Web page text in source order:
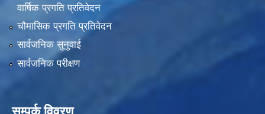
वार्षिक प्रगति प्रतिवेदन
चौमासिक प्रगति प्रतिवेदन
सार्वजनिक सुनुवाई
सार्वजनिक परीक्षण